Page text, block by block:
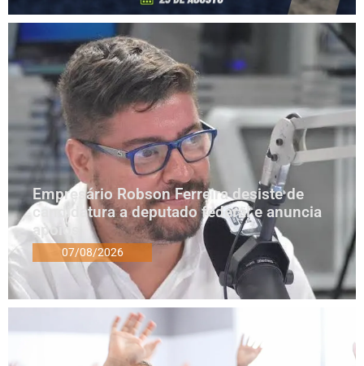
Empresário Robson Ferreira desiste de
candidatura a deputado federal e anuncia
apoios
07/08/2026